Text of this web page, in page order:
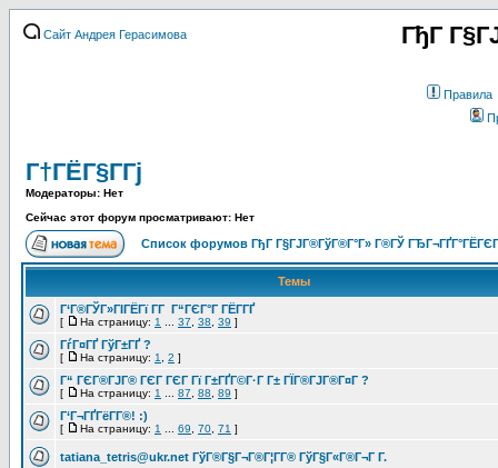
Сайт Андрея Герасимова ГђГ
Правила
Г†ГЁГ§Г­Гј
Модераторы: Нет
Сейчас этот форум просматривают: Нет
Список форумов ГђГ Г§ГЈГ®ГўГ®Г°Г» Г®ГЎ
Темы
Г‘Г®ГЎГ»ГІГЁГї Г­Г Г“ГЄГ°Г ГЁГ­ГҐ
[ На страницу: 1 37 38 39 ]
ГѓГ¤ГҐ ГўГ±ГҐ ?
[ На страницу: 1 2 ]
Г“ ГЄГ®ГЈГ® ГЄГ ГЄГ Гї Г±ГҐГ©Г·Г Г± ГЇГ®ГЈГ®Г¤Г ?
[ На страницу: 1 87 88 89 ]
Г‘Г¬ГҐГёГ­Г®! :)
[ На страницу: 1 69 70 71 ]
tatiana_tetris@ukr.net ГўГ®Г§Г¬Г®Г¦Г­Г® ГўГ§Г«Г®Г¬Г Г­.